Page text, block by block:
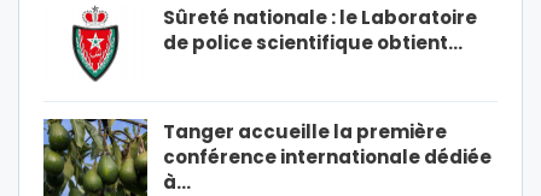
Sûreté nationale : le Laboratoire
de police scientifique obtient…
Tanger accueille la première
conférence internationale dédiée
à…